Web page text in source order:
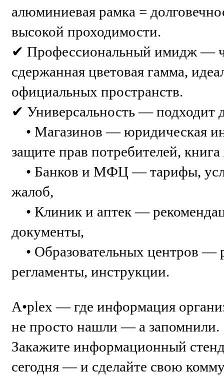
алюминиевая рамка =
высокой проходимости.
✔ Профессиональный имидж —
сдержанная цветовая гамма,
официальных пространств.
✔ Универсальность — подходит
• Магазинов — юридическая
защите прав потребителей,
• Банков и МФЦ — тарифы,
жалоб,
• Клиник и аптек —
документы,
• Образовательных центров —
регламенты, инструкции.
A•plex — где информация
не просто нашли — а запомнили.
Закажите информационный
сегодня — и сделайте свою